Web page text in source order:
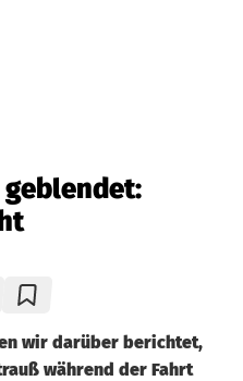
wir darüber berichtet,
während der Fahrt